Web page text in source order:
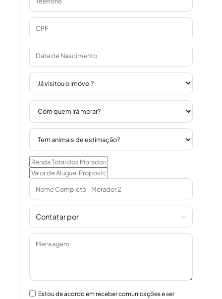
Contatar por
Estou de acordo em receber comunicações e ser